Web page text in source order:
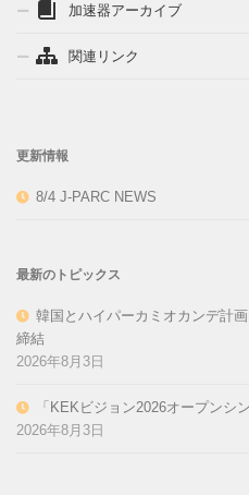
加速器アーカイブ
関連リンク
更新情報
8/4 J-PARC NEWS
最新のトピックス
韓国とハイパーカミオカンデ計
締結
2026年8月3日
「KEKビジョン2026オープンシ
2026年8月3日